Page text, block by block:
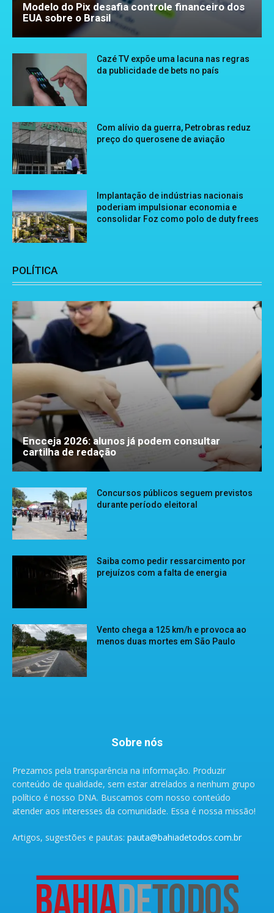
Modelo do Pix desafia controle financeiro dos
EUA sobre o Brasil
Cazé TV expõe uma lacuna nas regras
da publicidade de bets no país
Com alívio da guerra, Petrobras reduz
preço do querosene de aviação
Implantação de indústrias nacionais
poderiam impulsionar economia e
consolidar Foz como polo de duty frees
POLÍTICA
Encceja 2026: alunos já podem consultar
cartilha de redação
Concursos públicos seguem previstos
durante período eleitoral
Saiba como pedir ressarcimento por
prejuízos com a falta de energia
Vento chega a 125 km/h e provoca ao
menos duas mortes em São Paulo
Sobre nós
Prezamos pela transparência na informação. Produzir
conteúdo de qualidade, sem estar atrelados a nenhum grupo
político é nosso DNA. Buscamos com nosso conteúdo
atender aos interesses da comunidade. Essa é nossa missão!
Artigos, sugestões e pautas: pauta@bahiadetodos.com.br